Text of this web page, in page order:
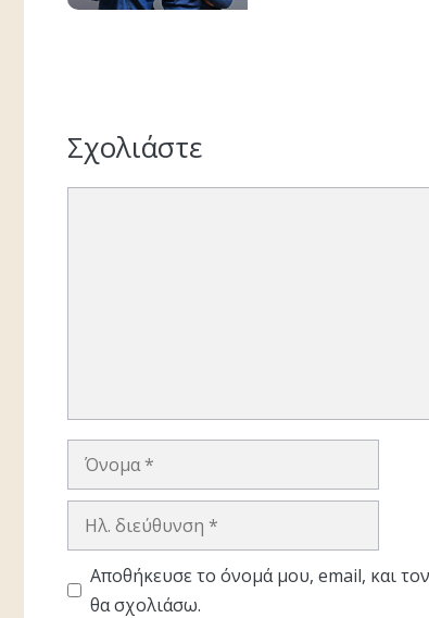
Σχολιάστε
Όνομα
Ηλ.
Αποθήκευσε το όνομά μου, email, και
θα σχολιάσω.